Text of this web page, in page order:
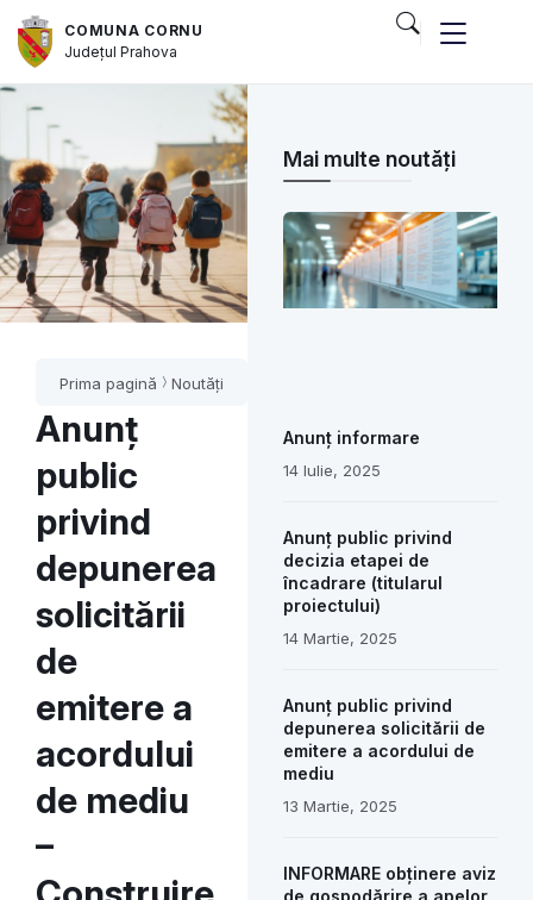
COMUNA CORNU
JudețulPrahova
Prima pagină Noutăți
Anunț
public
privind
depunerea
solicitării
de
emitere a
acordului
de mediu
–
Mai multe noutăți
Anunț informare
14 Iulie, 2025
Anunț public privind
decizia etapei de
încadrare (titularul
proiectului)
14 Martie, 2025
Anunț public privind
depunerea solicitării de
emitere a acordului de
mediu
13 Martie, 2025
INFORMARE obținere aviz
de gospodărire a apelor